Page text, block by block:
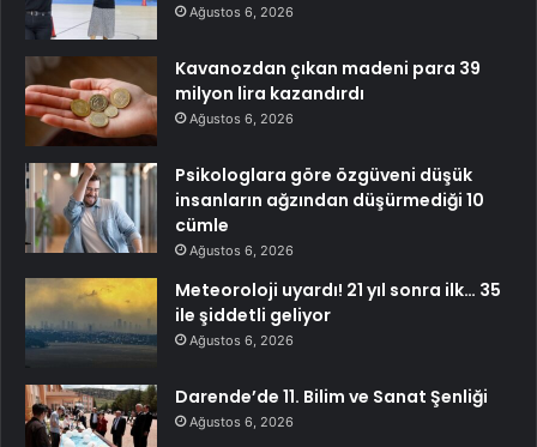
Ağustos 6, 2026
Kavanozdan çıkan madeni para 39
milyon lira kazandırdı
Ağustos 6, 2026
Psikologlara göre özgüveni düşük
insanların ağzından düşürmediği 10
cümle
Ağustos 6, 2026
Meteoroloji uyardı! 21 yıl sonra ilk… 35
ile şiddetli geliyor
Ağustos 6, 2026
Darende’de 11. Bilim ve Sanat Şenliği
Ağustos 6, 2026